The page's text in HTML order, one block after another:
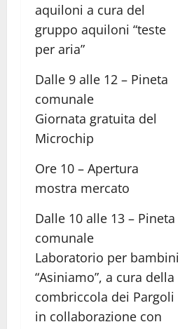
aquiloni a cura del
gruppo aquiloni “teste
per aria”
Dalle 9 alle 12 – Pineta
comunale
Giornata gratuita del
Microchip
Ore 10 – Apertura
mostra mercato
Dalle 10 alle 13 – Pineta
comunale
Laboratorio per bambini
“Asiniamo”, a cura della
combriccola dei Pargoli
in collaborazione con